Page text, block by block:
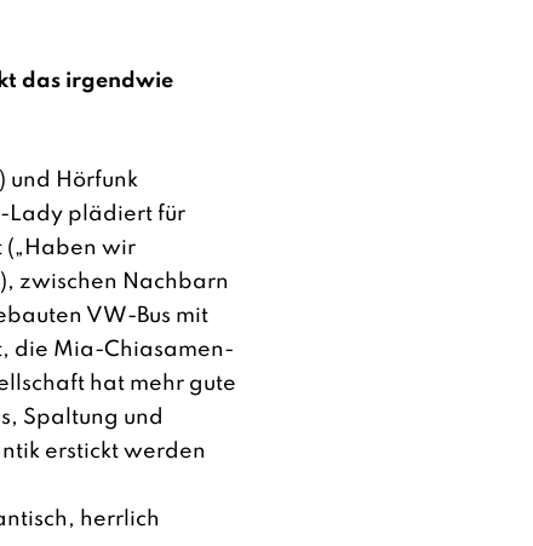
das irgendwie
und Hörfunk
Lady plädiert für
(„Haben wir
zwischen Nachbarn
VW-Bus mit
die Mia-Chiasamen-
hat mehr gute
Spaltung und
erstickt werden
herrlich